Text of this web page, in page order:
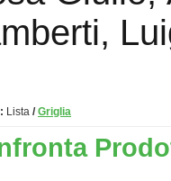
Lista / Griglia